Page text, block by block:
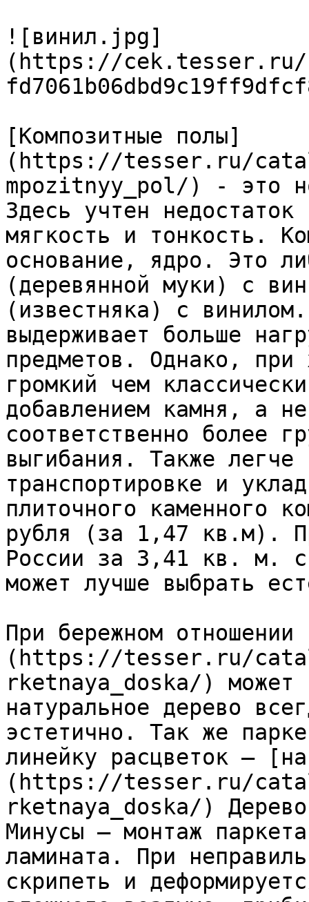
![винил.jpg]
(https://cek.tesser.ru/
[Композитные полы]
(https://tesser.ru/
mpozitnyy_pol/) - это
Здесь учтен
мягкость и тонкость.
основание, ядро. Это
(деревянной муки) с
(известняка) с
выдерживает больше
предметов. Однако, при
громкий чем
добавлением камня, а
соответственно более
выгибания. Также легче
транспортировке и
плиточного каменного
рубля (за 1,47 кв.м).
России за 3,41 кв. м.
может лучше выбрать
При бережном
(https://tesser.ru/
rketnaya_doska/)
натуральное дерево
эстетично. Так же
линейку расцветок –
(https://tesser.ru/
rketnaya_doska/)
Минусы – монтаж
ламината. При
скрипеть и